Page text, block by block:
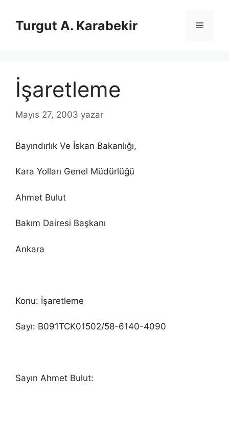
Turgut A. Karabekir Menü
İşaretleme
Mayıs 27, 2003 yazar
Bayındırlık Ve İskan Bakanlığı,
Kara Yolları Genel Müdürlüğü
Ahmet Bulut
Bakım Dairesi Başkanı
Ankara
Konu: İşaretleme
Sayı: B091TCK01502/58-6140-4090
Sayın Ahmet Bulut: